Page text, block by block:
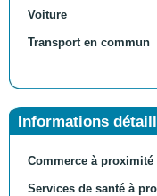
Voiture
Transport en commun
Informations
Commerce à proximité
Services de santé à